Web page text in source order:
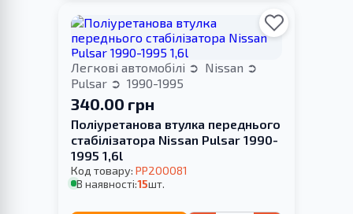
Легкові автомобілі
Nissan
Pulsar
1990-1995
340.00 грн
Поліуретанова втулка переднього
стабілізатора Nissan Pulsar 1990-
1995 1,6l
Код товару: PP200081
В наявності:15шт.